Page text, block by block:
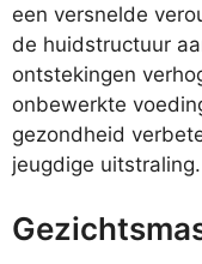
een versnelde
de huidstructuur
ontstekingen
onbewerkte
gezondheid
jeugdige uitstraling.